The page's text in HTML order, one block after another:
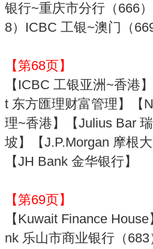
银行~重庆市分行（666
8）ICBC 工银~澳门（
【第68页】
【ICBC 工银亚洲~香港
t 东方匯理财富管理】【
理~香港】【Julius Bar
坡】【J.P.Morgan 摩根
【JH Bank 金华银行】
【第69页】
【Kuwait Finance
nk 乐山市商业银行（